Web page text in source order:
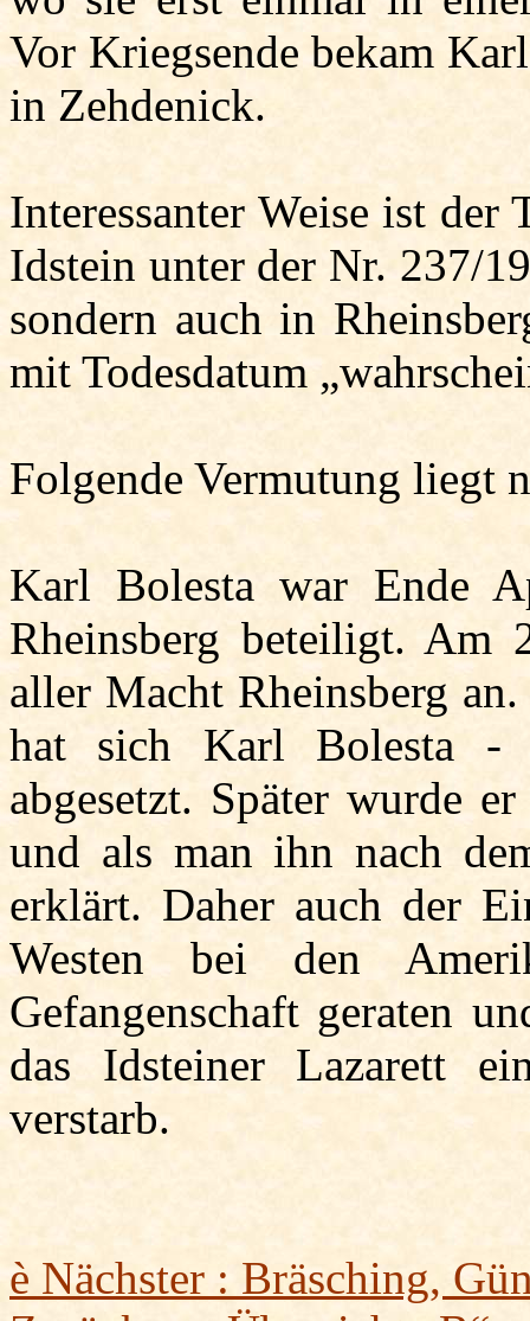
Vor Kriegsende bekam
in Zehdenick.
Interessanter Weise ist
Idstein unter der Nr. 237/
sondern auch in
mit Todesdatum
Folgende Vermutung liegt
Karl Bolesta war Ende
Rheinsberg beteiligt.
aller Macht Rheinsberg
hat sich Karl Bolesta -
abgesetzt. Später wurde
und als man ihn nach
erklärt. Daher auch der
Westen bei den
Gefangenschaft geraten
das Idsteiner Lazarett
verstarb.
è Nächster : Bräsching,